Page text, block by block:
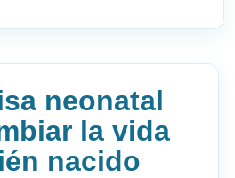
neonatal
la vida
nacido